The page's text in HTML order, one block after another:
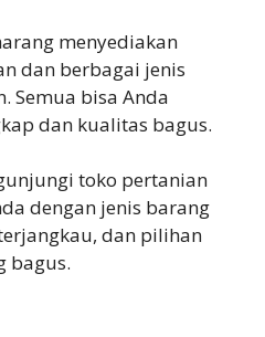
menyediakan
dan berbagai jenis
Semua bisa Anda
dan kualitas bagus.
toko pertanian
dengan jenis barang
dan pilihan
bagus.